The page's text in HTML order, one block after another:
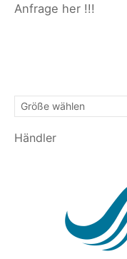
Anfrage her !!!
Händler